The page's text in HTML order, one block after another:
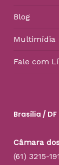
Blog
Multimídia
Fale com
Brasília / DF
Câmara
(61) 3215-